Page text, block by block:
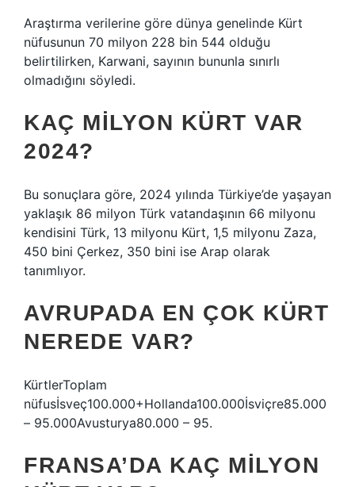
Araştırma verilerine göre dünya genelinde Kürt
nüfusunun 70 milyon 228 bin 544 olduğu
belirtilirken, Karwani, sayının bununla sınırlı
olmadığını söyledi.
KAÇ MILYON KÜRT VAR
2024?
Bu sonuçlara göre, 2024 yılında Türkiye’de yaşayan
yaklaşık 86 milyon Türk vatandaşının 66 milyonu
kendisini Türk, 13 milyonu Kürt, 1,5 milyonu Zaza,
450 bini Çerkez, 350 bini ise Arap olarak
tanımlıyor.
AVRUPADA EN ÇOK KÜRT
NEREDE VAR?
KürtlerToplam
nüfusİsveç100.000+Hollanda100.000İsviçre85.000
– 95.000Avusturya80.000 – 95.
FRANSA’DA KAÇ MILYON